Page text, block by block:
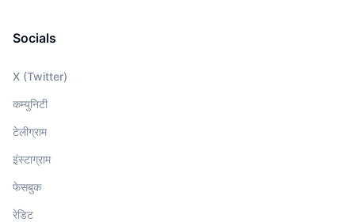
Socials
X (Twitter)
कम्युनिटी
टेलीग्राम
इंस्टाग्राम
फेसबुक
रेडिट